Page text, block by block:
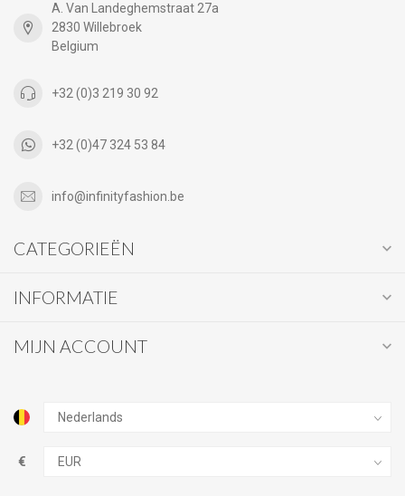
A. Van Landeghemstraat 27a
2830 Willebroek
Belgium
+32 (0)3 219 30 92
+32 (0)47 324 53 84
info@infinityfashion.be
CATEGORIEËN
INFORMATIE
MIJN ACCOUNT
€